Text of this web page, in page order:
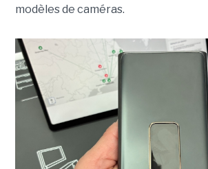
modèles de caméras.